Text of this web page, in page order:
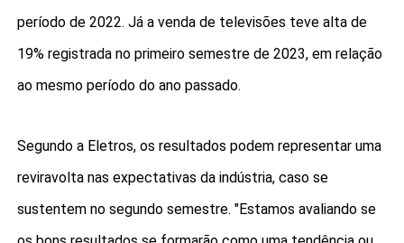
período de 2022. Já a venda de televisões teve alta de
19% registrada no primeiro semestre de 2023, em relação
ao mesmo período do ano passado.
Segundo a Eletros, os resultados podem representar uma
reviravolta nas expectativas da indústria, caso se
sustentem no segundo semestre. "Estamos avaliando se